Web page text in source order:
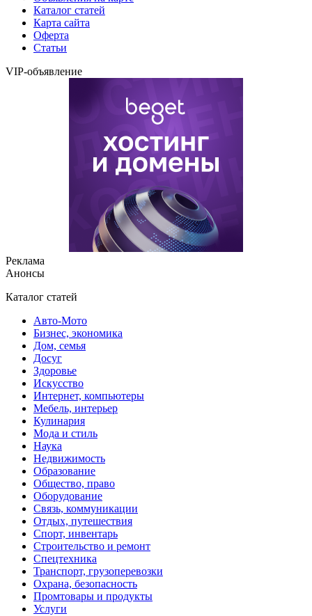
Каталог статей
Карта сайта
Оферта
Статьи
VIP-объявление
Реклама
Анонсы
Каталог статей
Авто-Мото
Бизнес, экономика
Дом, семья
Досуг
Здоровье
Искусство
Интернет, компьютеры
Мебель, интерьер
Кулинария
Мода и стиль
Наука
Недвижимость
Образование
Общество, право
Оборудование
Связь, коммуникации
Отдых, путешествия
Спорт, инвентарь
Строительство и ремонт
Спецтехника
Транспорт, грузоперевозки
Охрана, безопасность
Промтовары и продукты
Услуги